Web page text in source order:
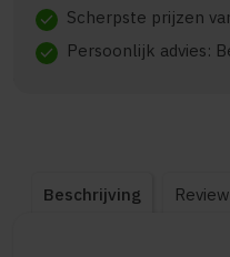
check Scherpste prijzen
check Persoonlijk advies:
Beschrijving